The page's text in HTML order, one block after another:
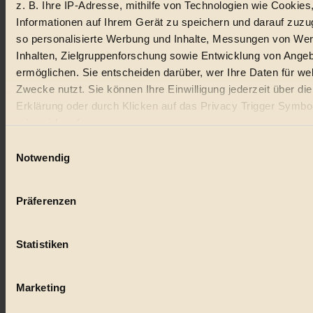
z. B. Ihre IP-Adresse, mithilfe von Technologien wie
Informationen auf Ihrem Gerät zu speichern und darauf
so personalisierte Werbung und Inhalte, Messungen von
Inhalten, Zielgruppenforschung sowie Entwicklung von
ermöglichen. Sie entscheiden darüber, wer Ihre Daten für
Zwecke nutzt. Sie können Ihre Einwilligung jederzeit über
Erklärung oder durch Klicken auf das Privacy Trigger
oder widerrufen
Wenn Sie es erlauben, würden wir auch gerne:
Ihr Gerät durch aktives Scannen nach bestimmten
Erfahren Sie mehr darüber, wie Ihre persönlichen Daten
Notwendig
Präferenzen
Statistiken
Marketing
Lebensmittel
nachhaltig